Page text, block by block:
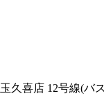
久喜店 12号線(バ